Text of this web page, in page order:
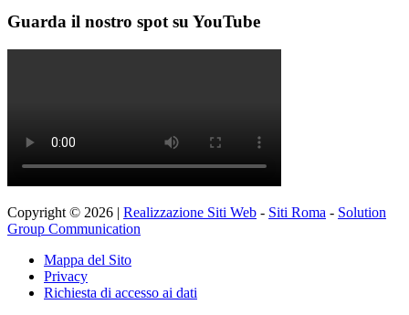
Guarda il nostro spot su YouTube
Copyright © 2026 | Realizzazione Siti Web - Siti Roma - Solution
Group Communication
Mappa del Sito
Privacy
Richiesta di accesso ai dati